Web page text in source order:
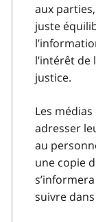
aux
juste
l’intérêt
justice.
Les
adresser
au
une copie
suivre